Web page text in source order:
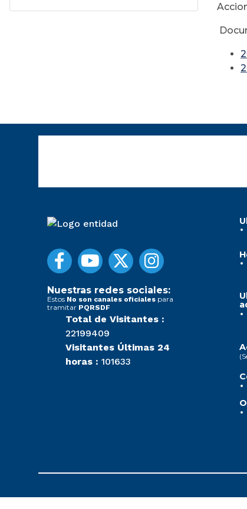
Nuestras redes sociales:
Estos No son canales oficiales para
tramitar PQRSDF
Total de Visitantes :
22199409
Visitantes Últimas 24
horas : 101633